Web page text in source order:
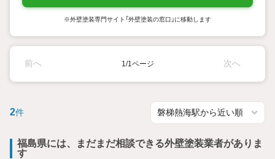
※外壁塗装専門サイト「外壁塗装の窓口」に移動します
前へ 1/1ページ 次へ
2件
福島県には、まだまだ相談できる外壁塗装業者がありま
す